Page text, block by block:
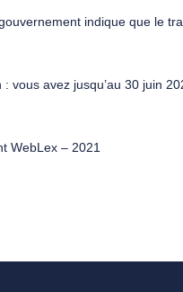
indique que le
vous avez jusqu’au 30 juin
WebLex – 2021